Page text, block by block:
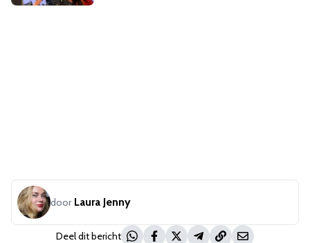
door Laura Jenny
Deel dit bericht